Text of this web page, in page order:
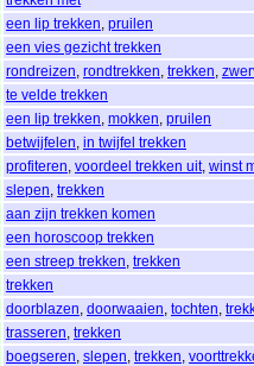
een lip trekken pruilen
een vies gezicht trekken
rondreizen rondtrekken trekken
te velde trekken
een lip trekken mokken pruilen
betwijfelen in twijfel trekken
profiteren voordeel trekken uit, winst
slepen trekken
aan zijn trekken komen
een horoscoop trekken
een streep trekken trekken
trekken
doorblazen doorwaaien tochten
trasseren trekken
boegseren slepen trekken